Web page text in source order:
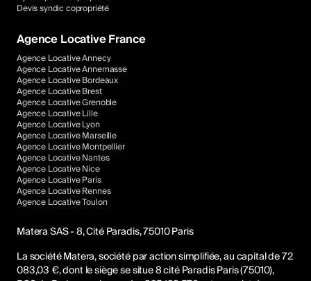
Devis syndic copropriété
Agence Locative France
Agence Locative Annecy
Agence Locative Annemasse
Agence Locative Bordeaux
Agence Locative Brest
Agence Locative Grenoble
Agence Locative Lille
Agence Locative Lyon
Agence Locative Marseille
Agence Locative Montpellier
Agence Locative Nantes
Agence Locative Nice
Agence Locative Paris
Agence Locative Rennes
Agence Locative Toulon
Matera SAS - 8, Cité Paradis, 75010 Paris
La société Matera, société par action simplifiée, au capital de 72
083,03 €, dont le siège se situe 8 cité Paradis Paris (75010),